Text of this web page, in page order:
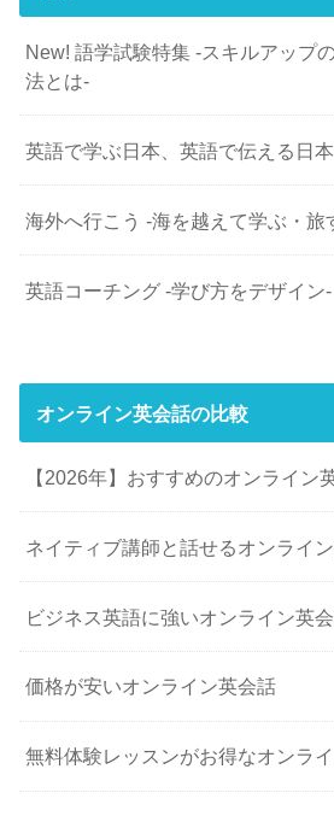
New! 語学試験特集 -スキルアップ
法とは-
英語で学ぶ日本、英語で伝える日本
海外へ行こう -海を越えて学ぶ・旅
英語コーチング -学び方をデザイン-
オンライン英会話の比較
【2026年】おすすめのオンライン
ネイティブ講師と話せるオンライ
ビジネス英語に強いオンライン英
価格が安いオンライン英会話
無料体験レッスンがお得なオンラ